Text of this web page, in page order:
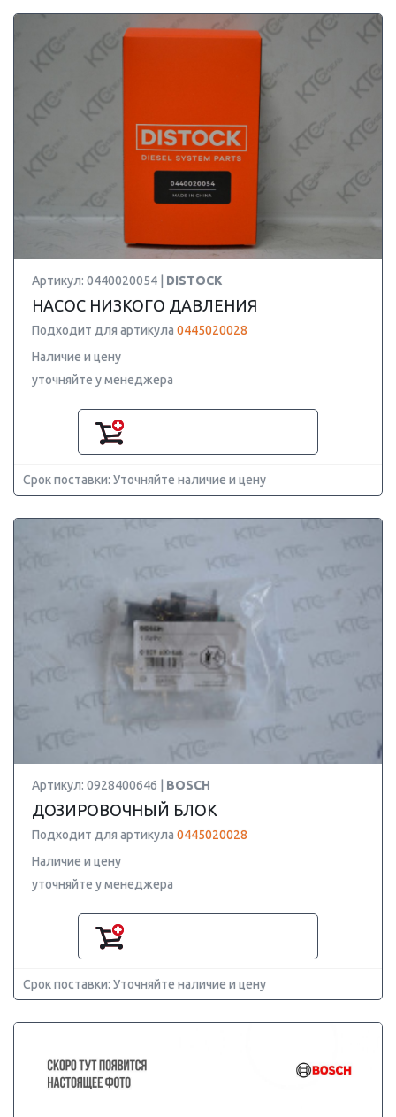
Артикул: 0440020054 | DISTOCK
НАСОС НИЗКОГО ДАВЛЕНИЯ
Подходит для артикула 0445020028
Наличие и цену
уточняйте у менеджера
Срок поставки: Уточняйте наличие и цену
Артикул: 0928400646 | BOSCH
ДОЗИРОВОЧНЫЙ БЛОК
Подходит для артикула 0445020028
Наличие и цену
уточняйте у менеджера
Срок поставки: Уточняйте наличие и цену